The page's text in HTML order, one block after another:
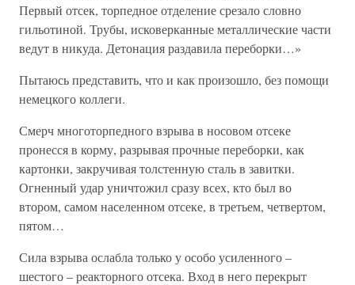
Первый отсек, торпедное отделение срезало словно
гильотиной. Трубы, исковерканные металлические части
ведут в никуда. Детонация раздавила переборки…»
Пытаюсь представить, что и как произошло, без помощи
немецкого коллеги.
Смерч многоторпедного взрыва в носовом отсеке
пронесся в корму, разрывая прочные переборки, как
картонки, закручивая толстенную сталь в завитки.
Огненный удар уничтожил сразу всех, кто был во
втором, самом населенном отсеке, в третьем, четвертом,
пятом…
Сила взрыва ослабла только у особо усиленного –
шестого – реакторного отсека. Вход в него перекрыт